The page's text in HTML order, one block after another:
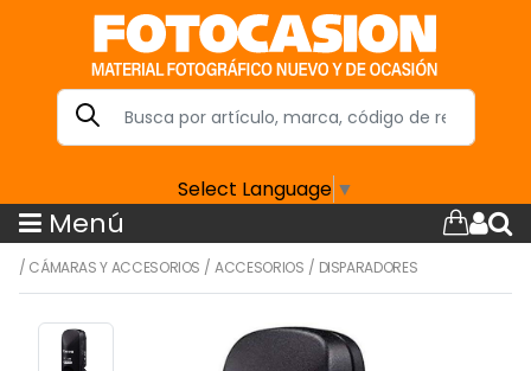
Select Language ▼
Menú
/ CÁMARAS Y ACCESORIOS /ACCESORIOS / DISPARADORES